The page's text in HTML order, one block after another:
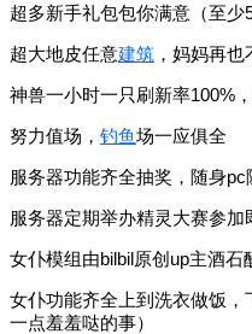
超多新手礼包包你满意（至少
超大地皮任意建筑 ，妈妈再
神兽一小时一只刷新率100%
努力值场， 钓鱼场一应俱全
服务器功能齐全抽奖，随身
服务器定期举办精灵大赛参加
女仆模组由bilbil原创up主酒石
女仆功能齐全上到洗衣做饭
一点羞羞哒的事）